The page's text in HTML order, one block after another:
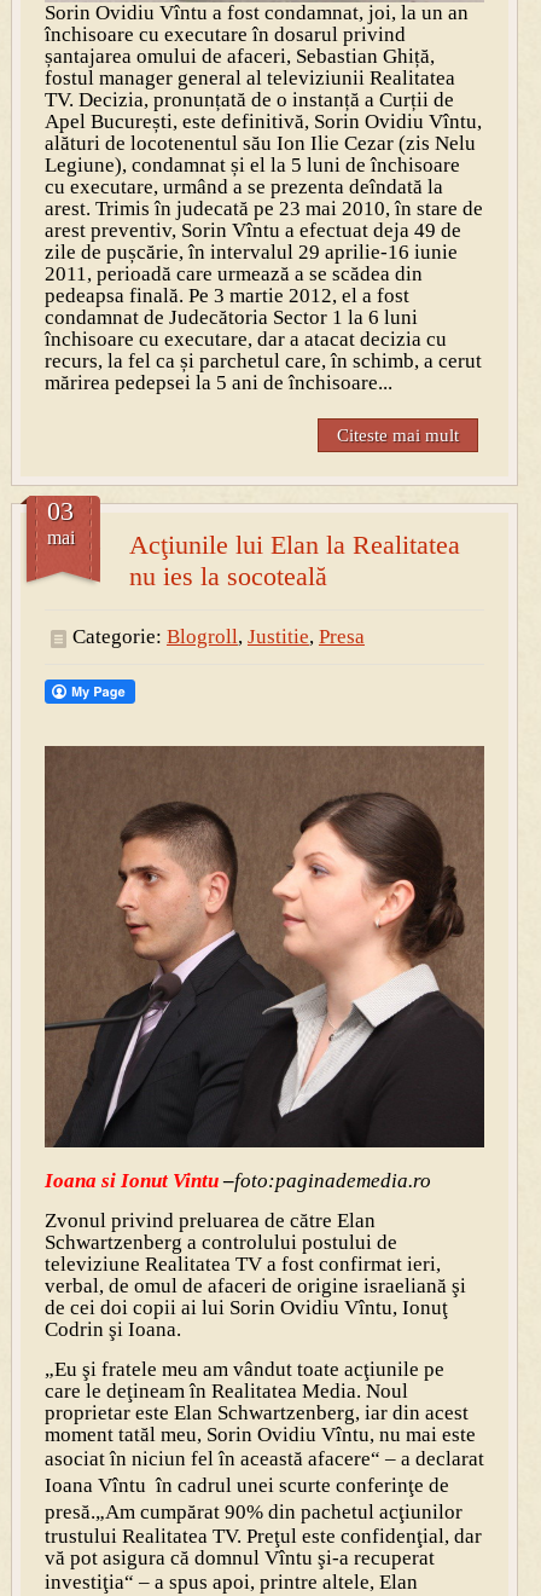
Sorin Ovidiu Vîntu a fost condamnat, joi, la un an
închisoare cu executare în dosarul privind
șantajarea omului de afaceri, Sebastian Ghiță,
fostul manager general al televiziunii Realitatea
TV. Decizia, pronunțată de o instanță a Curții de
Apel București, este definitivă, Sorin Ovidiu Vîntu,
alături de locotenentul său Ion Ilie Cezar (zis Nelu
Legiune), condamnat și el la 5 luni de închisoare
cu executare, urmând a se prezenta deîndată la
arest. Trimis în judecată pe 23 mai 2010, în stare de
arest preventiv, Sorin Vîntu a efectuat deja 49 de
zile de pușcărie, în intervalul 29 aprilie-16 iunie
2011, perioadă care urmează a se scădea din
pedeapsa finală. Pe 3 martie 2012, el a fost
condamnat de Judecătoria Sector 1 la 6 luni
închisoare cu executare, dar a atacat decizia cu
recurs, la fel ca și parchetul care, în schimb, a cerut
mărirea pedepsei la 5 ani de închisoare...
Citeste mai mult
Acţiunile lui Elan la Realitatea
nu ies la socoteală
03
mai
Categorie: Blogroll, Justitie, Presa
Ioana si Ionut Vintu –foto:paginademedia.ro
Zvonul privind preluarea de către Elan
Schwartzenberg a controlului postului de
televiziune Realitatea TV a fost confirmat ieri,
verbal, de omul de afaceri de origine israeliană şi
de cei doi copii ai lui Sorin Ovidiu Vîntu, Ionuţ
Codrin şi Ioana.
„Eu şi fratele meu am vândut toate acţiunile pe
care le deţineam în Realitatea Media. Noul
proprietar este Elan Schwartzenberg, iar din acest
moment tatăl meu, Sorin Ovidiu Vîntu, nu mai este
asociat în niciun fel în această afacere“ – a declarat
Ioana Vîntu în cadrul unei scurte conferinţe de
presă.„Am cumpărat 90% din pachetul acţiunilor
trustului Realitatea TV. Preţul este confidenţial, dar
vă pot asigura că domnul Vîntu şi-a recuperat
investiţia“ – a spus apoi, printre altele, Elan